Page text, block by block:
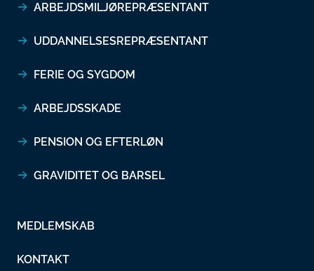
ARBEJDSMILJØREPRÆSENTANT
UDDANNELSESREPRÆSENTANT
FERIE OG SYGDOM
ARBEJDSSKADE
PENSION OG EFTERLØN
GRAVIDITET OG BARSEL
MEDLEMSKAB
KONTAKT